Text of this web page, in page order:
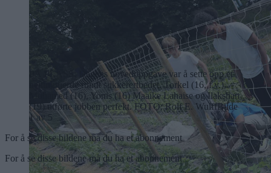
PÅ PLASS: Dagens hovedoppgave var å sette opp et
nettinggjerde rundt sukkerertbedet. Torkel (16, f.v.),
Mohamed (16), Yonis (16) Maaike Lahaise og Ilakshan
(19) utførte jobben perfekt.FOTO: Rolf E. WulffBilde
1 av 5
For å se disse bildene må du ha et abonnement
For å se disse bildene må du ha et abonnement